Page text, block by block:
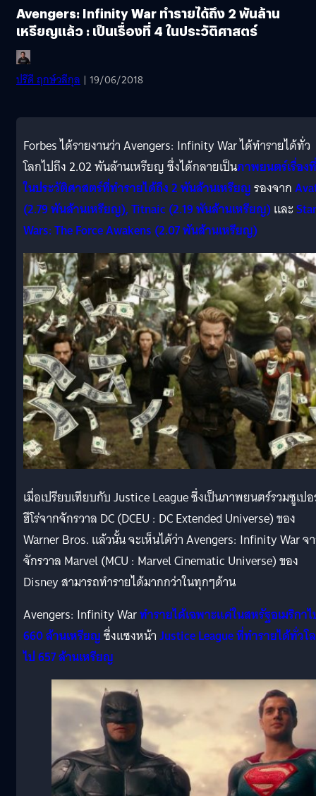
Avengers: Infinity War ทำรายได้ถึง 2 พันล้าน
เหรียญแล้ว : เป็นเรื่องที่ 4 ในประวัติศาสตร์
ปรีดี ฤกษ์วลีกุล | 19/06/2018
Forbes ได้รายงานว่า Avengers: Infinity War ได้ทำรายได้ทั่ว
โลกไปถึง 2.02 พันล้านเหรียญ ซึ่งได้กลายเป็นภาพยนตร์เรื่อง
ในประวัติศาสตร์ที่ทำรายได้ถึง 2 พันล้านเหรียญรองจาก
(2.79 พันล้านเหรียญ), Titnaic (2.19 พันล้านเหรียญ)และStar
Wars: The Force Awakens (2.07 พันล้านเหรียญ)
เมื่อเปรียบเทียบกับ Justice League ซึ่งเป็นภาพยนตร์รวมซูเป
ฮีโร่จากจักรวาล DC (DCEU : DC Extended Universe) ของ
Warner Bros. แล้วนั้น จะเห็นได้ว่า Avengers: Infinity War จ
จักรวาล Marvel (MCU : Marvel Cinematic Universe) ของ
Disney สามารถทำรายได้มากกว่าในทุกๆด้าน
Avengers: Infinity Warทำรายได้เฉพาะแค่ในสหรัฐอเมริกา
660 ล้านเหรียญซึ่งแซงหน้าJustice League ที่ทำรายได้ทั่วโ
ไป 657 ล้านเหรียญ